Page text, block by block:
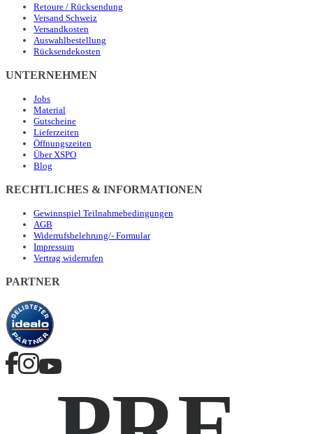
Retoure / Rücksendung
Versand Schweiz
Versandkosten
Auswahlbestellung
Rücksendekosten
UNTERNEHMEN
Jobs
Material
Gutscheine
Lieferzeiten
Öffnungszeiten
Über XSPO
Blog
RECHTLICHES & INFORMATIONEN
Gewinnspiel Teilnahmebedingungen
AGB
Widerrufsbelehrung/- Formular
Impressum
Vertrag widerrufen
PARTNER